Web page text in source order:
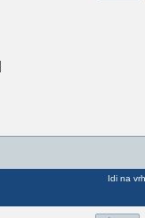
Idi na vrh